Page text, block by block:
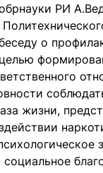
РИ
о
жизни,
социальное